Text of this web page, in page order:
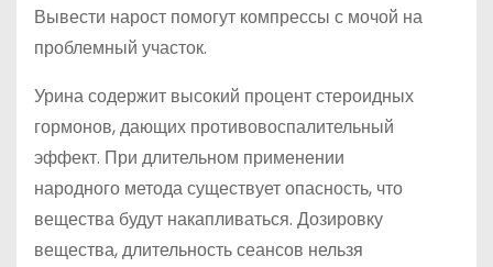
Вывести нарост помогут компрессы с мочой на
проблемный участок.
Урина содержит высокий процент стероидных
гормонов, дающих противовоспалительный
эффект. При длительном применении
народного метода существует опасность, что
вещества будут накапливаться. Дозировку
вещества, длительность сеансов нельзя